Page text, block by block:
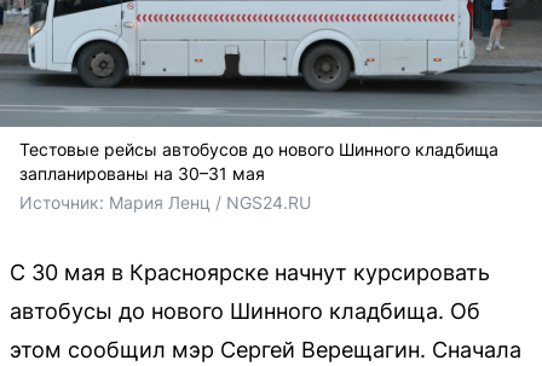
Тестовые рейсы автобусов до нового Шинного кладбища
запланированы на 30–31 мая
Источник: Мария Ленц / NGS24.RU
С 30 мая в Красноярске начнут курсировать
автобусы до нового Шинного кладбища. Об
этом сообщил мэр Сергей Верещагин. Сначала